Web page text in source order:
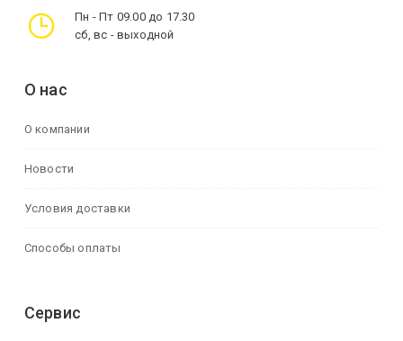
Пн - Пт 09.00 до 17.30
сб, вс - выходной
О нас
О компании
Новости
Условия доставки
Способы оплаты
Сервис